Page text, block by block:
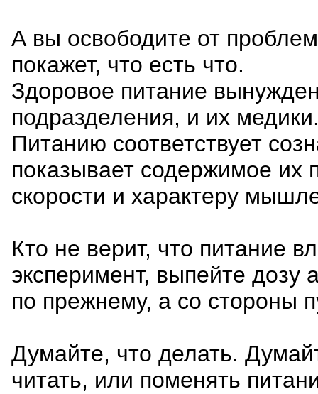
А вы освободите от
покажет, что есть что.
Здоровое питание
подразделения, и их
Питанию соответствует
показывает содержимое их
скорости и характеру
Кто не верит, что питание
эксперимент, выпейте дозу
по прежнему, а со стороны
Думайте, что делать.
читать, или поменять